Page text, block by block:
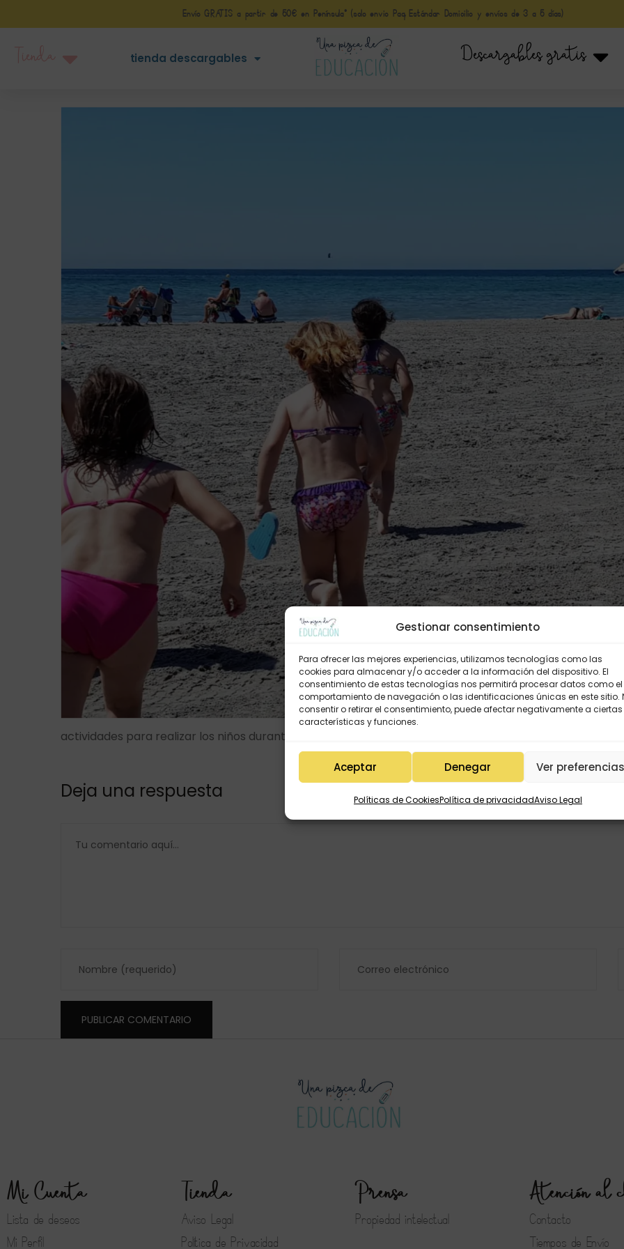
Gestionar consentimiento
Para ofrecer las mejores experiencias, utilizamos tecnologías como las
cookies para almacenar y/o acceder a la información del dispositivo. El
consentimiento de estas tecnologías nos permitirá procesar datos como el
comportamiento de navegación o las identificaciones únicas en este sitio.
consentir o retirar el consentimiento, puede afectar negativamente a ciertas
características y funciones.
Aceptar Denegar Ver
Políticas de CookiesPolítica de privacidadAviso Legal
Envío GRATIS a partir de 50€ en Península* (solo envio Paq Estándar Domicilio y envíos de 3 a 5 días)
tienda descargables Descargables gratis
actividades para realizar los niños durante el verano
Deja una respuesta
Mi Cuenta
Lista de deseos
Mi Perfil
Tienda
Aviso Legal
Política de Privacidad
Prensa
Propiedad intelectual
Atención al
Contacto
Tiempos de Envío